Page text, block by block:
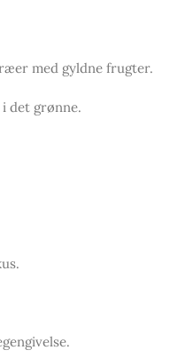
med gyldne frugter.
det grønne.